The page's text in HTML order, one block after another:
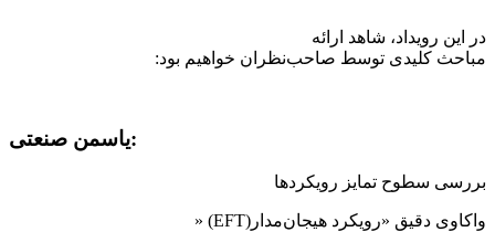
در این رویداد، شاهد ارائه
مباحث کلیدی توسط صاحب‌نظران خواهیم بود:
یاسمن صنعتی:
بررسی سطوح تمایز رویکردها
واکاوی دقیق «رویکرد هیجان‌مدار » (EFT)